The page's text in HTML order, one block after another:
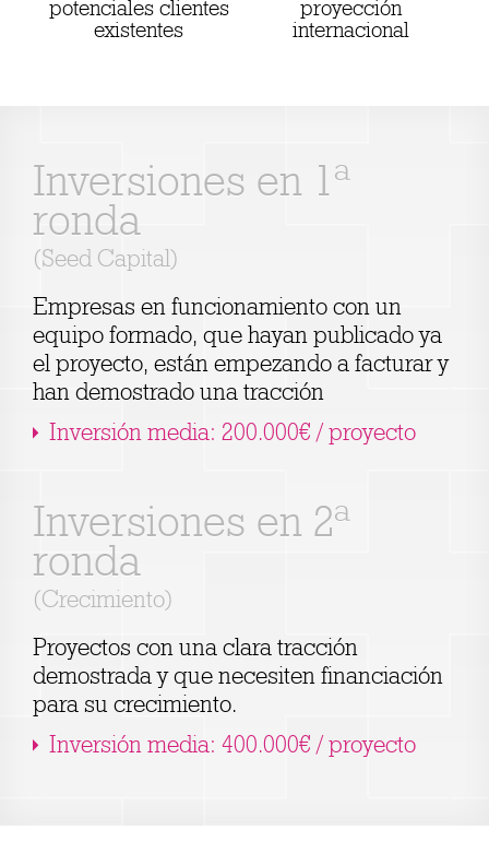
potenciales clientes
existentes
proyección
internacional
Inversiones en 1ª
ronda
(Seed Capital)
Empresas en funcionamiento con un
equipo formado, que hayan publicado ya
el proyecto, están empezando a facturar y
han demostrado una tracción
Inversión media: 200.000€ / proyecto
Inversiones en 2ª
ronda
(Crecimiento)
Proyectos con una clara tracción
demostrada y que necesiten financiación
para su crecimiento.
Inversión media: 400.000€ / proyecto